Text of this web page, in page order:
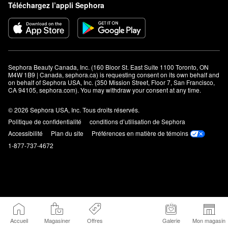
Accueil Magasiner Offres Galerie Mon magasin
Téléchargez l’appli Sephora
Sephora Beauty Canada, Inc. (160 Bloor St. East Suite 1100 Toronto, ON
M4W 1B9 | Canada, sephora.ca) is requesting consent on its own behalf and
on behalf of Sephora USA, Inc. (350 Mission Street, Floor 7, San Francisco,
CA 94105, sephora.com). You may withdraw your consent at any time.
© 2026 Sephora USA, Inc. Tous droits réservés.
Politique de confidentialité
conditions d’utilisation de Sephora
Accessibilité
Plan du site
Préférences en matière de témoins
1-877-737-4672